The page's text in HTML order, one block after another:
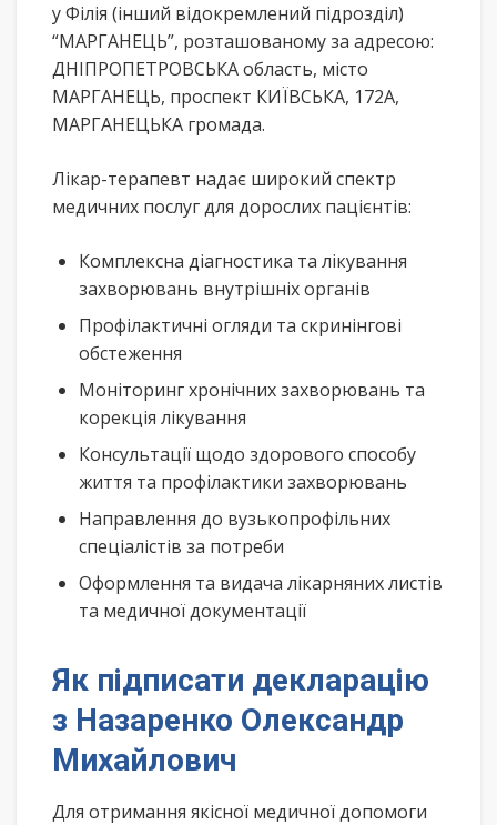
у Філія (інший відокремлений підрозділ)
“МАРГАНЕЦЬ”, розташованому за адресою:
ДНІПРОПЕТРОВСЬКА область, місто
МАРГАНЕЦЬ, проспект КИЇВСЬКА, 172А,
МАРГАНЕЦЬКА громада.
Лікар-терапевт надає широкий спектр
медичних послуг для дорослих пацієнтів:
Комплексна діагностика та лікування
захворювань внутрішніх органів
Профілактичні огляди та скринінгові
обстеження
Моніторинг хронічних захворювань та
корекція лікування
Консультації щодо здорового способу
життя та профілактики захворювань
Направлення до вузькопрофільних
спеціалістів за потреби
Оформлення та видача лікарняних листів
та медичної документації
Як підписати декларацію
з Назаренко Олександр
Михайлович
Для отримання якісної медичної допомоги